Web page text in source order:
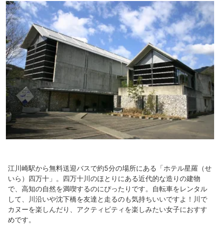
江川崎駅から無料送迎バスで約5分の場所にある「ホテル星羅（せ
いら）四万十」。四万十川のほとりにある近代的な造りの建物
で、高知の自然を満喫するのにぴったりです。自転車をレンタル
して、川沿いや沈下橋を友達と走るのも気持ちいいですよ！川で
カヌーを楽しんだり、アクティビティを楽しみたい女子におすす
めです。